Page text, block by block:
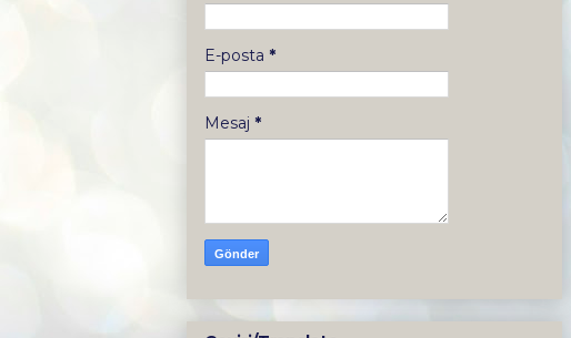
E-posta *
Mesaj *